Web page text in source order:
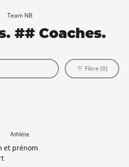
Team NB
## Coaches.
Filtre (0)
Athlète
et prénom